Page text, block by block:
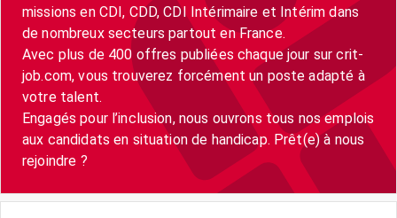
missions en CDI, CDD, CDI Intérimaire et Intérim dans
de nombreux secteurs partout en France.
Avec plus de 400 offres publiées chaque jour sur crit-
job.com, vous trouverez forcément un poste adapté à
votre talent.
Engagés pour l’inclusion, nous ouvrons tous nos emplois
aux candidats en situation de handicap. Prêt(e) à nous